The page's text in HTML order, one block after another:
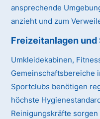
ansprechende
anzieht und zum
Freizeitanlagen
Umkleidekabinen,
Gemeinschaftsbereiche
Sportclubs benötigen
höchste
Reinigungskräfte